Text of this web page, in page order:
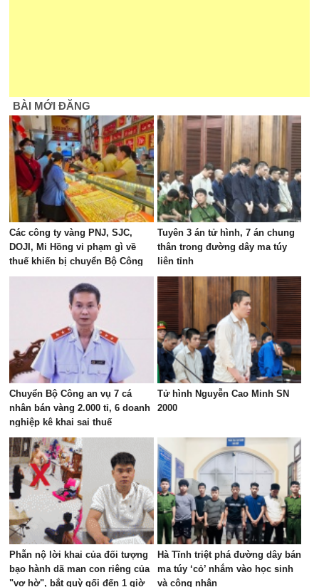
BÀI MỚI ĐĂNG
Các công ty vàng PNJ, SJC,
DOJI, Mi Hồng vi phạm gì về
thuế khiến bị chuyển Bộ Công
an xem xét?
Tuyên 3 án tử hình, 7 án chung
thân trong đường dây ma túy
liên tỉnh
Chuyển Bộ Công an vụ 7 cá
nhân bán vàng 2.000 tỉ, 6 doanh
nghiệp kê khai sai thuế
Tử hình Nguyễn Cao Minh SN
2000
Phẫn nộ lời khai của đối tượng
bạo hành dã man con riêng của
"vợ hờ", bắt quỳ gối đến 1 giờ
Hà Tĩnh triệt phá đường dây bán
ma túy ‘cỏ’ nhắm vào học sinh
và công nhân